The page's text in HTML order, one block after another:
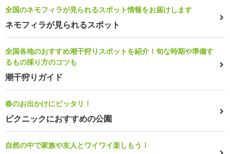
全国のネモフィラが見られるスポット情報をお届けします
ネモフィラが見られるスポット
全国各地のおすすめ潮干狩りスポットを紹介！旬な時期や準備す
るもの採り方のコツも
潮干狩りガイド
春のお出かけにピッタリ！
ピクニックにおすすめの公園
自然の中で家族や友人とワイワイ楽しもう！